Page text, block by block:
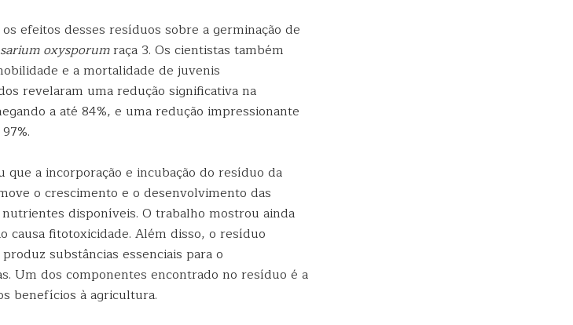
efeitos desses resíduos sobre a germinação de
oxysporumraça 3. Os cientistas também
e a mortalidade de juvenis
revelaram uma redução significativa na
a até 84%, e uma redução impressionante
a incorporação e incubação do resíduo da
o crescimento e o desenvolvimento das
disponíveis. O trabalho mostrou ainda
causa fitotoxicidade. Além disso, o resíduo
substâncias essenciais para o
Um dos componentes encontrado no resíduo é a
benefícios à agricultura.